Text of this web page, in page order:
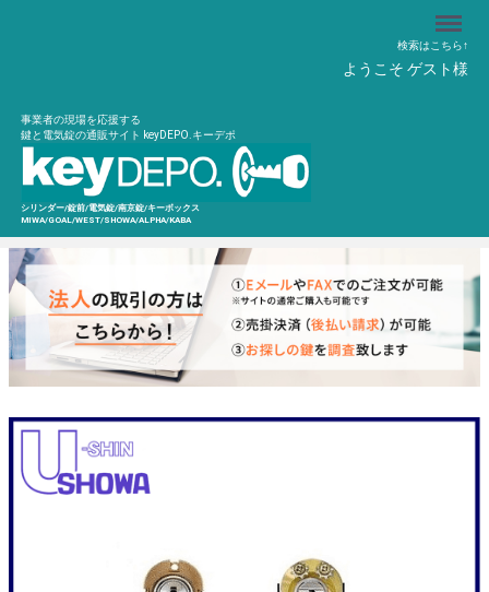
検索はこちら↑
ようこそ ゲスト様
事業者の現場を応援する
鍵と電気錠の通販サイト keyDEPO.キーデポ
シリンダー/錠前/電気錠/南京錠/キーボックス
MIWA/GOAL/WEST/SHOWA/ALPHA/KABA
Menu